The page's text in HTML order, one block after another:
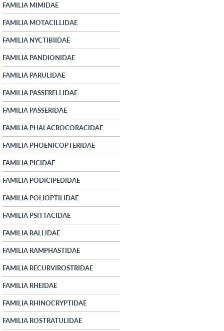
FAMILIA MIMIDAE
FAMILIA MOTACILLIDAE
FAMILIA NYCTIBIIDAE
FAMILIA PANDIONIDAE
FAMILIA PARULIDAE
FAMILIA PASSERELLIDAE
FAMILIA PASSERIDAE
FAMILIA PHALACROCORACIDAE
FAMILIA PHOENICOPTERIDAE
FAMILIA PICIDAE
FAMILIA PODICIPEDIDAE
FAMILIA POLIOPTILIDAE
FAMILIA PSITTACIDAE
FAMILIA RALLIDAE
FAMILIA RAMPHASTIDAE
FAMILIA RECURVIROSTRIDAE
FAMILIA RHEIDAE
FAMILIA RHINOCRYPTIDAE
FAMILIA ROSTRATULIDAE